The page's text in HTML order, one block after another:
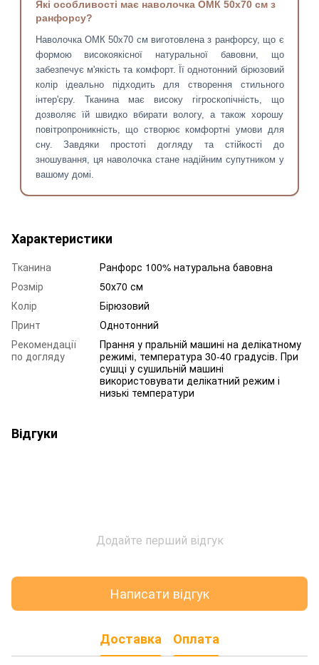
Які особливості має наволочка ОМК 50х70 см з
ранфорсу?
Наволочка ОМК 50х70 см виготовлена з ранфорсу, що є
формою високоякісної натуральної бавовни, що
забезпечує м'якість та комфорт. Її однотонний бірюзовий
колір ідеально підходить для створення стильного
інтер'єру. Тканина має високу гігроскопічність, що
дозволяє їй швидко вбирати вологу, а також хорошу
повітропроникність, що створює комфортні умови для
сну. Завдяки простоті догляду та стійкості до
зношування, ця наволочка стане надійним супутником у
вашому домі.
Характеристики
Тканина
Ранфорс 100% натуральна бавовна
Розмір
50х70 см
Колір
Бірюзовий
Принт
Однотонний
Рекомендації
по догляду
Прання у пральній машині на делікатному
режимі, температура 30-40 градусів. При
сушці у сушильній машині
використовувати делікатний режим і
низькі температури
Відгуки
Додайте перший відгук
Написати відгук
Доставка Оплата